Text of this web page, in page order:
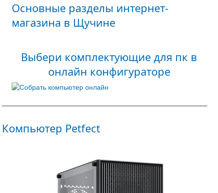
Основные разделы интернет-
магазина в Щучине
Выбери комплектующие для пк в
онлайн конфигураторе
Компьютер Petfect